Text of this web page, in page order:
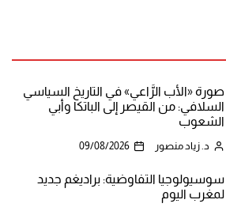
صورة «الأب الرَّاعي» في التاريخ السياسي
السلافي: من القيصر إلى الباتكا وأبي
الشعوب
د. زياد منصور 09/08/2026
سوسيولوجيا التفاوضية: براديغم جديد
لمغرب اليوم